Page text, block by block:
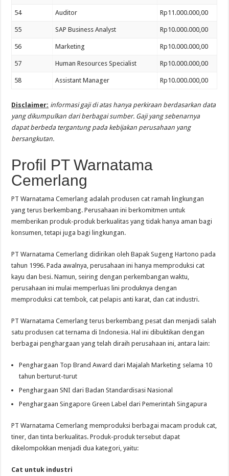
54 Auditor Rp11.000.000,00
55 SAP Business Analyst Rp10.000.000,00
56 Marketing Rp10.000.000,00
57 Human Resources Specialist Rp10.000.000,00
58 Assistant Manager Rp10.000.000,00
Disclaimer: informasi gaji di atas hanya perkiraan berdasarkan data
yang dikumpulkan dari berbagai sumber. Gaji yang sebenarnya
dapat berbeda tergantung pada kebijakan perusahaan yang
bersangkutan.
Profil PT Warnatama
Cemerlang
PT Warnatama Cemerlang adalah produsen cat ramah lingkungan
yang terus berkembang. Perusahaan ini berkomitmen untuk
memberikan produk-produk berkualitas yang tidak hanya aman bagi
konsumen, tetapi juga bagi lingkungan.
PT Warnatama Cemerlang didirikan oleh Bapak Sugeng Hartono pada
tahun 1996. Pada awalnya, perusahaan ini hanya memproduksi cat
kayu dan besi. Namun, seiring dengan perkembangan waktu,
perusahaan ini mulai memperluas lini produknya dengan
memproduksi cat tembok, cat pelapis anti karat, dan cat industri.
PT Warnatama Cemerlang terus berkembang pesat dan menjadi salah
satu produsen cat ternama di Indonesia. Hal ini dibuktikan dengan
berbagai penghargaan yang telah diraih perusahaan ini, antara lain:
Penghargaan Top Brand Award dari Majalah Marketing selama 10
tahun berturut-turut
Penghargaan SNI dari Badan Standardisasi Nasional
Penghargaan Singapore Green Label dari Pemerintah Singapura
PT Warnatama Cemerlang memproduksi berbagai macam produk cat,
tiner, dan tinta berkualitas. Produk-produk tersebut dapat
dikelompokkan menjadi dua kategori, yaitu:
Cat untuk industri